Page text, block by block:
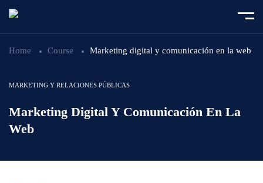
Home Course Marketing digital y comunicación en la web
MARKETING Y RELACIONES PÚBLICAS
Marketing Digital Y Comunicación En La
Web